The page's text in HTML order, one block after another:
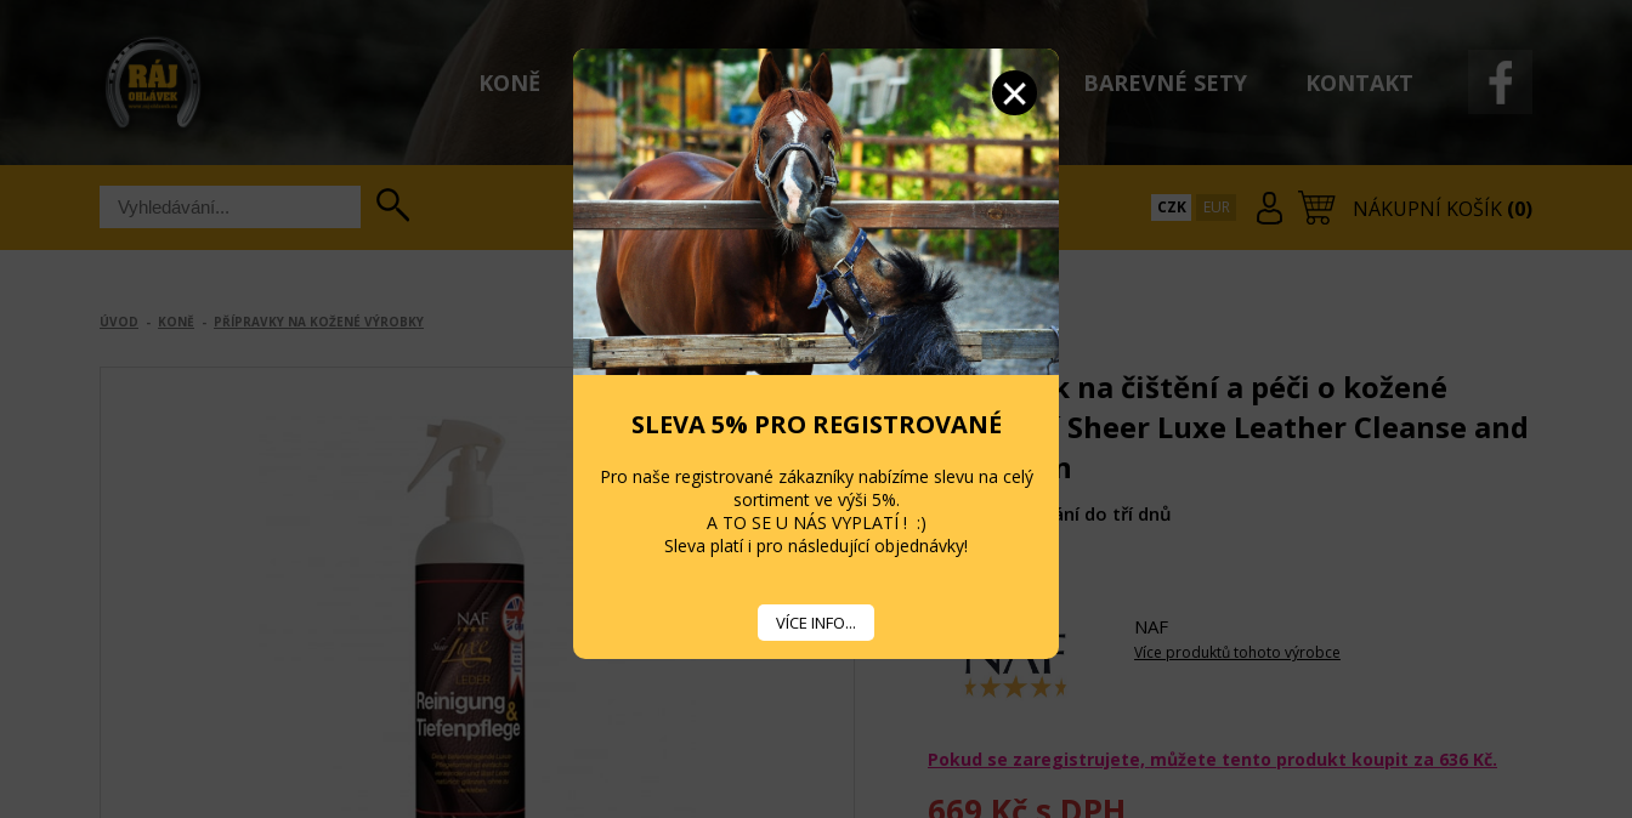
KONĚ JEZDCI STÁJ A OHRADA SLEVY BAREVNÉ SETY KONTAKT
NÁKUPNÍ KOŠÍK (0)
CZK EUR
ÚVOD - KONĚ - PŘÍPRAVKY NA KOŽENÉ VÝROBKY
Přípravek na čištění a péči o kožené
vybavení Sheer Luxe Leather Cleanse and
Condition
Skladem - dodání do tří dnů
NAF
Více produktů tohoto výrobce
Pokud se zaregistrujete, můžete tento produkt koupit za 636 Kč.
SLEVA 5% PRO REGISTROVANÉ
Pro naše registrované zákazníky nabízíme slevu na celý
sortiment ve výši 5%.
A TO SE U NÁS VYPLATÍ ! :)
Sleva platí i pro následující objednávky!
VÍCE INFO...